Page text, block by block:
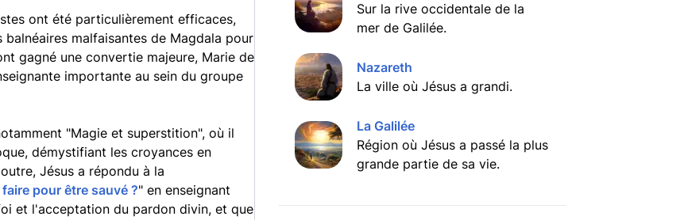
ont été particulièrement efficaces,
malfaisantes de Magdala pour
gagné une convertie majeure, Marie de
importante au sein du groupe
"Magie et superstition", où il
démystifiant les croyances en
Jésus a répondu à la
pour être sauvé ?" en enseignant
et l'acceptation du pardon divin, et que
Sur la rive occidentale de la
mer de Galilée.
Nazareth
La ville où Jésus a grandi.
La Galilée
Région où Jésus a passé la plus
grande partie de sa vie.